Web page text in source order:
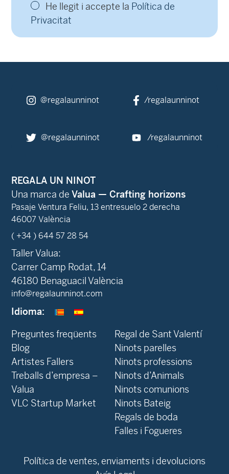
He llegit i accepte la Política de
Privacitat
@regalaunninot /regalaunninot
@regalaunninot /regalaunninot
REGALA UN NINOT
Una marca de Valua — Crafting horizons
Pasaje Ventura Feliu, 13 entresuelo 2 derecha
46007 València
( +34 ) 644 57 28 54
Taller Valua:
Carrer Camp Rodat, 14
46180 Benaguacil València
info@regalaunninot.com
Idioma:
Preguntes freqüents
Blog
‍Artistes Fallers
Treballs d’empresa –
Valua
VLC Startup Market
Regal de Sant Valentí
Ninots parelles
Ninots professions
Ninots d’Animals
Ninots comunions
Ninots Bateig
Regals de boda
Falles i Fogueres
Política de ventes, enviaments i devolucions